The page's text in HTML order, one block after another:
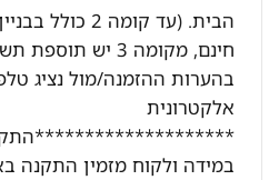
הבית. (עד קומה 2
חינם, מקומה 3 יש
בהערות ההזמנה/מול נציג
אלקטרונית
במידה ולקוח מזמין התקנה